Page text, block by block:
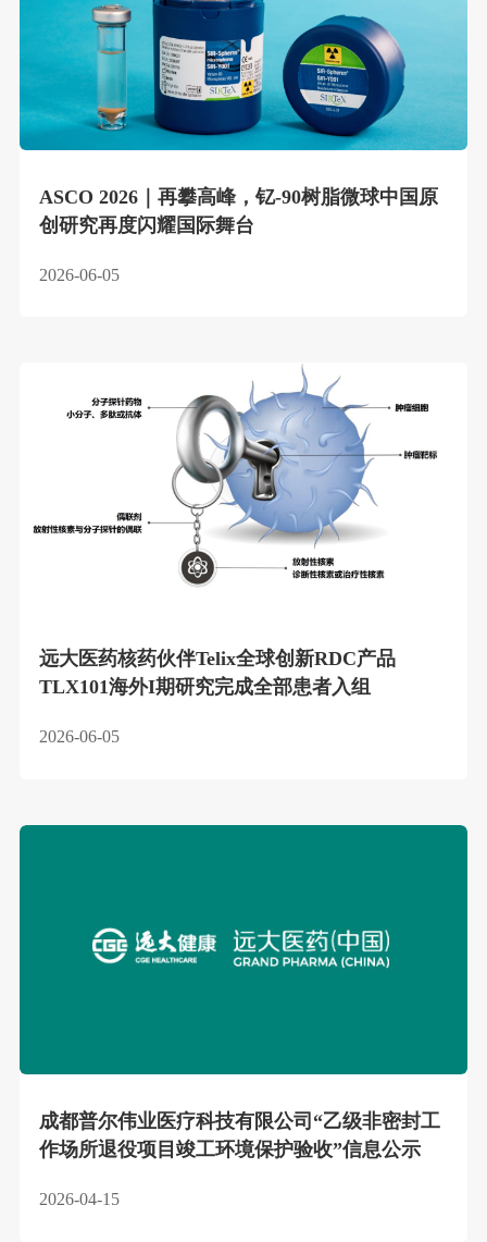
ASCO 2026｜再攀高峰，钇-90树脂微球中国原
创研究再度闪耀国际舞台
2026-06-05
远大医药核药伙伴Telix全球创新RDC产品
TLX101海外I期研究完成全部患者入组
2026-06-05
成都普尔伟业医疗科技有限公司“乙级非密封工
作场所退役项目竣工环境保护验收”信息公示
2026-04-15